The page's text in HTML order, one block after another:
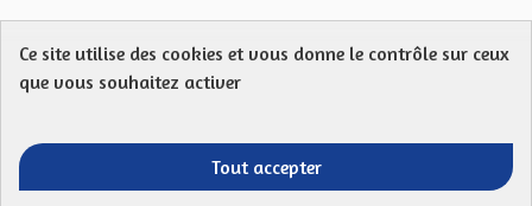
Protection des Données
Télécharger les fichiers Open Data
Ce site utilise des cookies et vous donne le contrôle sur ceux
que vous souhaitez activer
Tout accepter